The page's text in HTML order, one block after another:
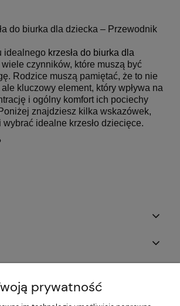
do biurka dla dziecka – Przewodnik
idealnego krzesła do biurka dla
czynników, które muszą być
Rodzice muszą pamiętać, że to nie
kluczowy element, który wpływa na
i ogólny komfort ich pociechy
znajdziesz kilka wskazówek,
wybrać idealne krzesło dziecięce.
prywatność